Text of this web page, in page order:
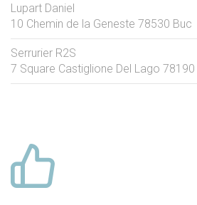
Lupart Daniel
10 Chemin de la Geneste 78530 Buc
Serrurier R2S
7 Square Castiglione Del Lago 78190